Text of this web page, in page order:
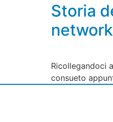
Storia
Ricollegandoci
consueto